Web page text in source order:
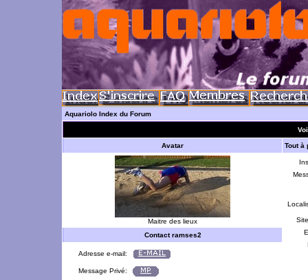
Aquariolo Index du Forum
Avatar Tout à
Maitre des lieux
Contact ramses2
Adresse e-mail:
Message Privé: